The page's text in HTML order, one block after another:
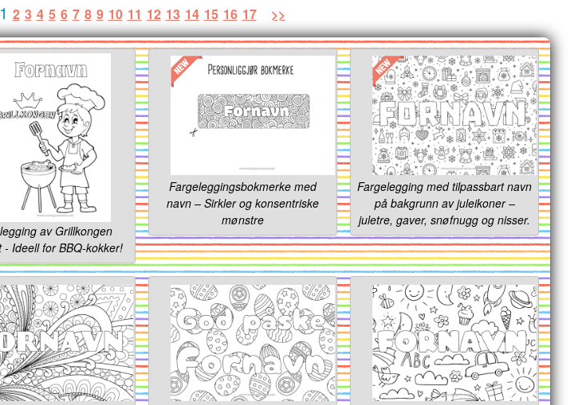
1 2 3 4 5 6 7 8 9 10 11 12 13 14 15 16 17 >>
av Grillkongen
- Ideell for BBQ-kokker!
Fargeleggingsbokmerke med
navn – Sirkler og konsentriske
mønstre
Fargelegging med tilpassbart navn
på bakgrunn av juleikoner –
juletre, gaver, snøfnugg og nisser.